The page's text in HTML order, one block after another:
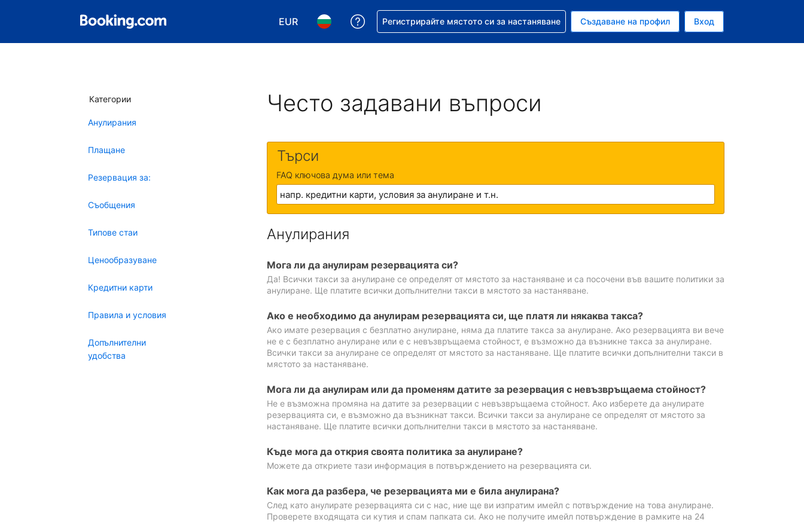
EUR
Избор на валута. Избрана валута - Евро
Избор на език. Избран език - Български
Помощ с резервацията ви
Регистрирайте мястото си за настаняване Създаване на профил Вход
Категории
Анулирания
Плащане
Резервация за:
Съобщения
Типове стаи
Ценообразуване
Кредитни карти
Правила и условия
Допълнителни
удобства
Често задавани въпроси
Търси
FAQ ключова дума или тема
Анулирания
Мога ли да анулирам резервацията си?
Да! Всички такси за анулиране се определят от мястото за настаняване и са посочени във вашите политики за
анулиране. Ще платите всички допълнителни такси в мястото за настаняване.
Ако е необходимо да анулирам резервацията си, ще платя ли някаква такса?
Ако имате резервация с безплатно анулиране, няма да платите такса за анулиране. Ако резервацията ви вече
не е с безплатно анулиране или е с невъзвръщаема стойност, е възможно да възникне такса за анулиране.
Всички такси за анулиране се определят от мястото за настаняване. Ще платите всички допълнителни такси в
мястото за настаняване.
Мога ли да анулирам или да променям датите за резервация с невъзвръщаема стойност?
Не е възможна промяна на датите за резервации с невъзвръщаема стойност. Ако изберете да анулирате
резервацията си, е възможно да възникнат такси. Всички такси за анулиране се определят от мястото за
настаняване. Ще платите всички допълнителни такси в мястото за настаняване.
Къде мога да открия своята политика за анулиране?
Можете да откриете тази информация в потвърждението на резервацията си.
Как мога да разбера, че резервацията ми е била анулирана?
След като анулирате резервацията си с нас, ние ще ви изпратим имейл с потвърждение на това анулиране.
Проверете входящата си кутия и спам папката си. Ако не получите имейл потвърждение в рамките на 24